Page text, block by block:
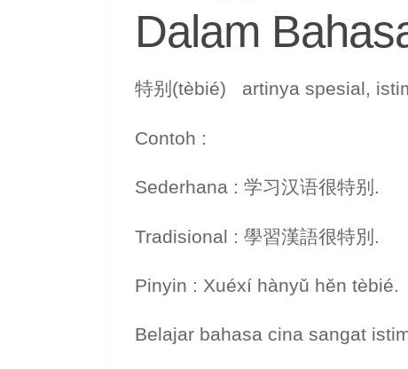
Dalam
特别(tèbié) artinya spesial,
Contoh :
Sederhana : 学习汉语很特别.
Tradisional : 學習漢語很特別.
Pinyin : Xuéxí hànyǔ hěn tèbié.
Belajar bahasa cina sangat